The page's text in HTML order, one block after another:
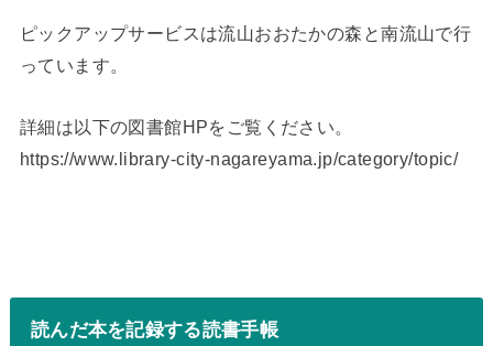
ピックアップサービスは流山おおたかの森と南流山で行
っています。
詳細は以下の図書館HPをご覧ください。
https://www.library-city-nagareyama.jp/category/topic/
読んだ本を記録する読書手帳